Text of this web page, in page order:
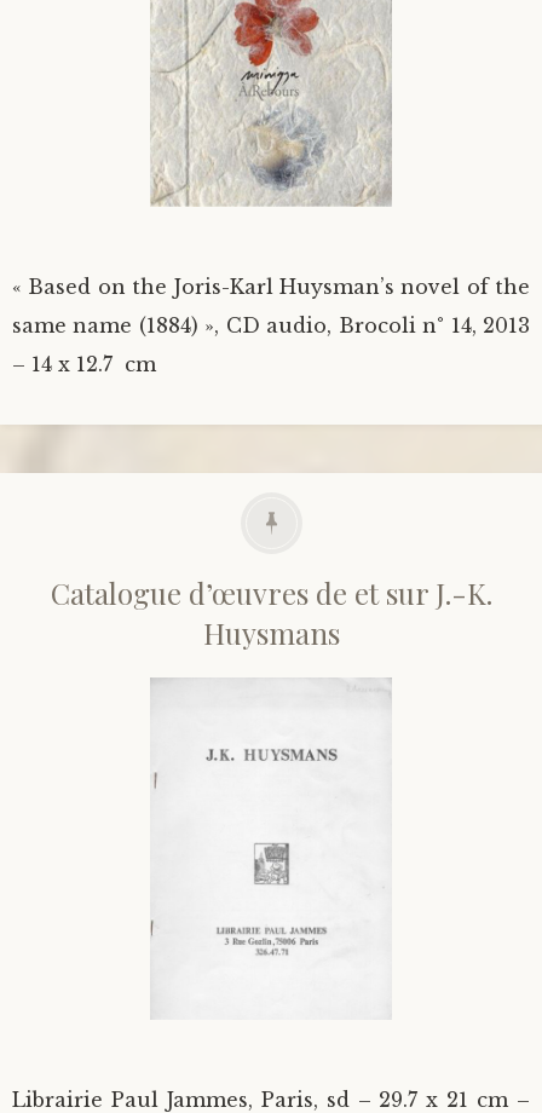
« Based on the Joris-Karl Huysman’s novel of the
same name (1884) », CD audio, Brocoli n° 14, 2013
– 14 x 12.7 cm
Catalogue d’œuvres de et sur J.-K.
Huysmans
Librairie Paul Jammes, Paris, sd – 29.7 x 21 cm –